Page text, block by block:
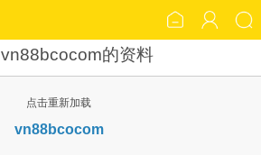
vn88bcocom的资料
点击重新加载
vn88bcocom